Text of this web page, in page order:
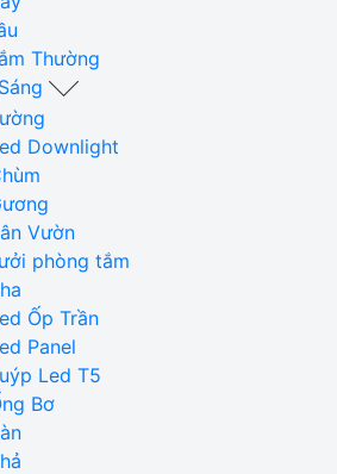
Thường
Downlight
Vườn
phòng tắm
Ốp Trần
Panel
Led T5
Bơ